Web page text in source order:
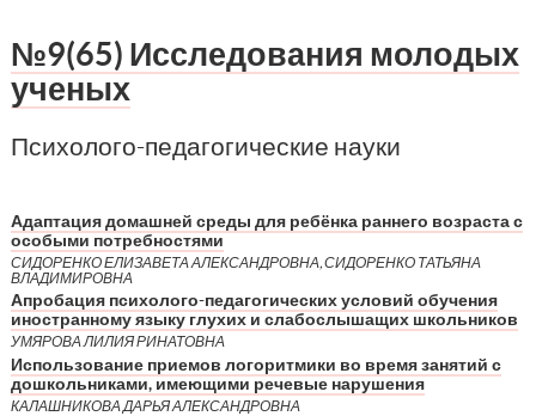
№9(65) Исследования молодых
ученых
Психолого-педагогические науки
Адаптация домашней среды для ребёнка раннего возраста с
особыми потребностями
СИДОРЕНКО ЕЛИЗАВЕТА АЛЕКСАНДРОВНА, СИДОРЕНКО ТАТЬЯНА
ВЛАДИМИРОВНА
Апробация психолого-педагогических условий обучения
иностранному языку глухих и слабослышащих школьников
УМЯРОВА ЛИЛИЯ РИНАТОВНА
Использование приемов логоритмики во время занятий с
дошкольниками, имеющими речевые нарушения
КАЛАШНИКОВА ДАРЬЯ АЛЕКСАНДРОВНА